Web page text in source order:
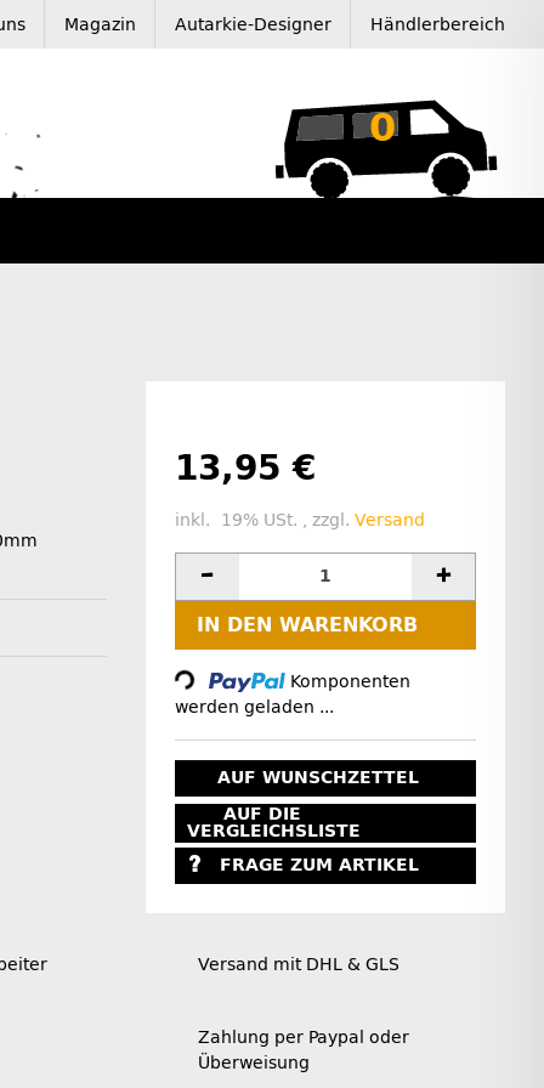
Magazin Autarkie-Designer Händlerbereich
0
13,95 €
inkl. 19% USt. , zzgl. Versand
IN DEN WARENKORB
Loading...
Komponenten
werden geladen ...
AUF WUNSCHZETTEL
AUF DIE
VERGLEICHSLISTE
FRAGE ZUM ARTIKEL
Versand mit DHL & GLS
Zahlung per Paypal oder
Überweisung